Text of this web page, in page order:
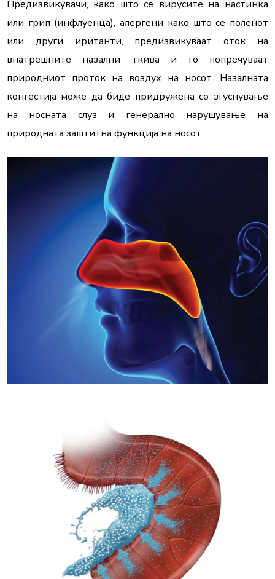
Предизвикувачи, како што се вирусите на настинка
или грип (инфлуенца), алергени како што се поленот
или други иританти, предизвикуваат оток на
внатрешните назални ткива и го попречуваат
природниот проток на воздух на носот. Назалната
конгестија може да биде придружена со згуснување
на носната слуз и генерално нарушување на
природната заштитна функција на носот.